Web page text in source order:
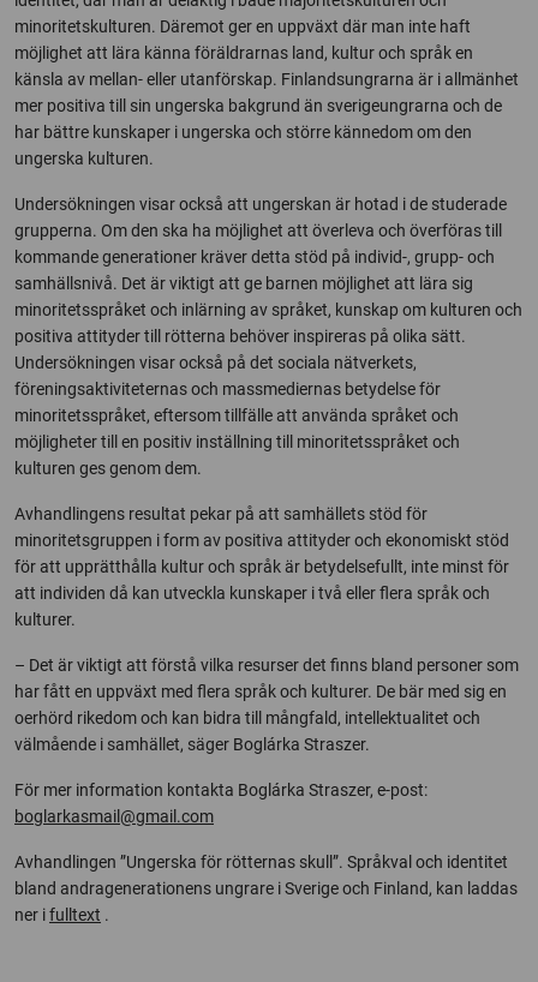
minoritetskulturen. Däremot ger en uppväxt där man inte haft
möjlighet att lära känna föräldrarnas land, kultur och språk en
känsla av mellan- eller utanförskap. Finlandsungrarna är i allmänhet
mer positiva till sin ungerska bakgrund än sverigeungrarna och de
har bättre kunskaper i ungerska och större kännedom om den
ungerska kulturen.
Undersökningen visar också att ungerskan är hotad i de studerade
grupperna. Om den ska ha möjlighet att överleva och överföras till
kommande generationer kräver detta stöd på individ-, grupp- och
samhällsnivå. Det är viktigt att ge barnen möjlighet att lära sig
minoritetsspråket och inlärning av språket, kunskap om kulturen och
positiva attityder till rötterna behöver inspireras på olika sätt.
Undersökningen visar också på det sociala nätverkets,
föreningsaktiviteternas och massmediernas betydelse för
minoritetsspråket, eftersom tillfälle att använda språket och
möjligheter till en positiv inställning till minoritetsspråket och
kulturen ges genom dem.
Avhandlingens resultat pekar på att samhällets stöd för
minoritetsgruppen i form av positiva attityder och ekonomiskt stöd
för att upprätthålla kultur och språk är betydelsefullt, inte minst för
att individen då kan utveckla kunskaper i två eller flera språk och
kulturer.
– Det är viktigt att förstå vilka resurser det finns bland personer som
har fått en uppväxt med flera språk och kulturer. De bär med sig en
oerhörd rikedom och kan bidra till mångfald, intellektualitet och
välmående i samhället, säger Boglárka Straszer.
För mer information kontakta Boglárka Straszer, e-post:
boglarkasmail@gmail.com
Avhandlingen ”Ungerska för rötternas skull”. Språkval och identitet
bland andragenerationens ungrare i Sverige och Finland, kan laddas
ner ifulltext .